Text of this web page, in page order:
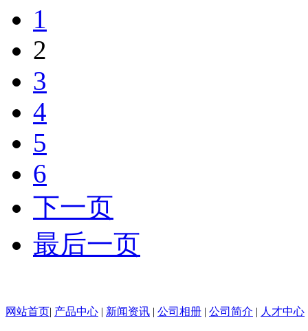
1
2
3
4
5
6
下一页
最后一页
网站首页| 产品中心 | 新闻资讯 | 公司相册 | 公司简介 | 人才中心